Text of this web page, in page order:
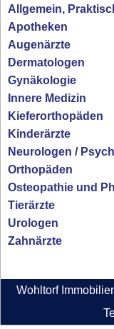
Allgemein,
Apotheken
Augenärzte
Dermatologen
Gynäkologie
Innere Medizin
Kieferorthopäden
Kinderärzte
Neurologen /
Orthopäden
Osteopathie und
Tierärzte
Urologen
Zahnärzte
Wohltorf